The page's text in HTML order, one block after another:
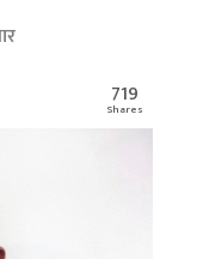
719
Shares